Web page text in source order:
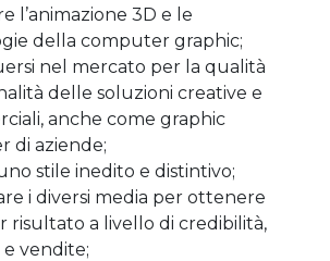
l’animazione 3D e le
della computer graphic;
nel mercato per la qualità
delle soluzioni creative e
anche come graphic
di aziende;
stile inedito e distintivo;
i diversi media per ottenere
risultato a livello di credibilità,
e vendite;